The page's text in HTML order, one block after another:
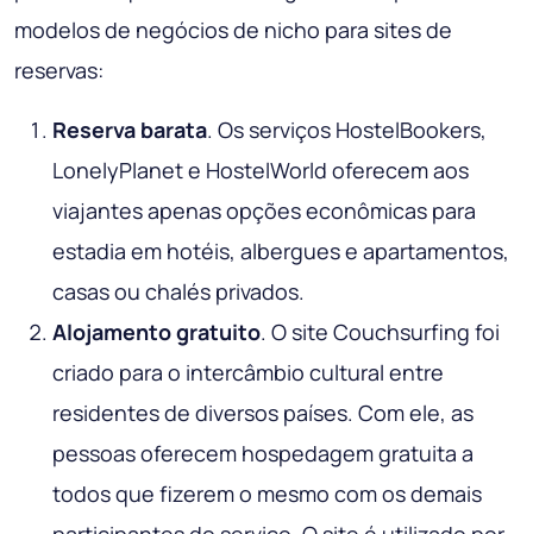
modelos de negócios de nicho para sites de
reservas:
Reserva barata. Os serviços HostelBookers,
LonelyPlanet e HostelWorld oferecem aos
viajantes apenas opções econômicas para
estadia em hotéis, albergues e apartamentos,
casas ou chalés privados.
Alojamento gratuito. O site Couchsurfing foi
criado para o intercâmbio cultural entre
residentes de diversos países. Com ele, as
pessoas oferecem hospedagem gratuita a
todos que fizerem o mesmo com os demais